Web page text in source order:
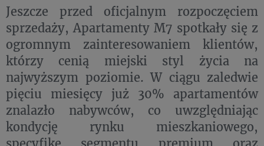
Jeszcze przed oficjalnym rozpoczęciem
sprzedaży, Apartamenty M7 spotkały się z
ogromnym zainteresowaniem klientów,
którzy cenią miejski styl życia na
najwyższym poziomie. W ciągu zaledwie
pięciu miesięcy już 30% apartamentów
znalazło nabywców, co uwzględniając
kondycję rynku mieszkaniowego,